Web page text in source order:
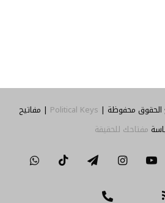
Political Keys | مفاتيح
مفتاحك للحقيقة
‫YouTubeانستقرامتيلقرام ‫TikTok
ملخص
Threads
تواصل